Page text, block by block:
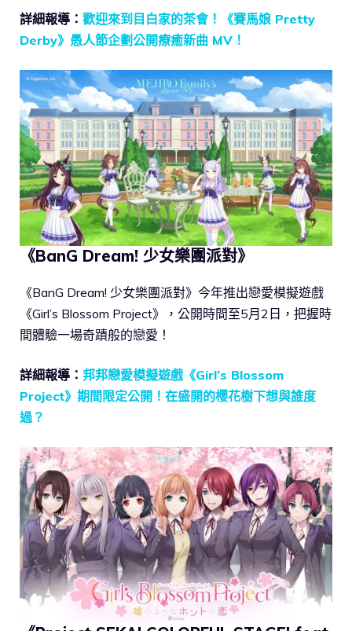
詳細報導： 歡迎來到目白家的茶會！《賽馬娘 Pretty
Derby》愚人節企劃公開療癒新曲 MV！
《BanG Dream! 少女樂團派對》
《BanG Dream! 少女樂團派對》今年推出戀愛模擬遊戲
《Girl’s Blossom Project》，公開時間至5月2日，把握時
間體驗一場奇蹟般的戀愛！
詳細報導： 邦邦戀愛模擬遊戲《Girl’s Blossom
Project》期間限定公開！在盛開的櫻花樹下想與誰度
過？